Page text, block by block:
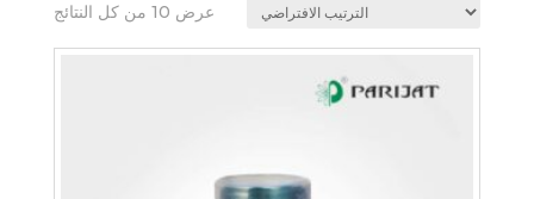
عرض ⁦10⁩ من كل النتائج